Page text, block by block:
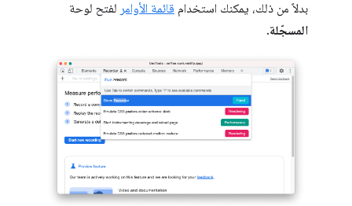
بدلاً من ذلك، يمكنك استخدام قائمة الأوامر لفتح لوحة
المسجّلة.